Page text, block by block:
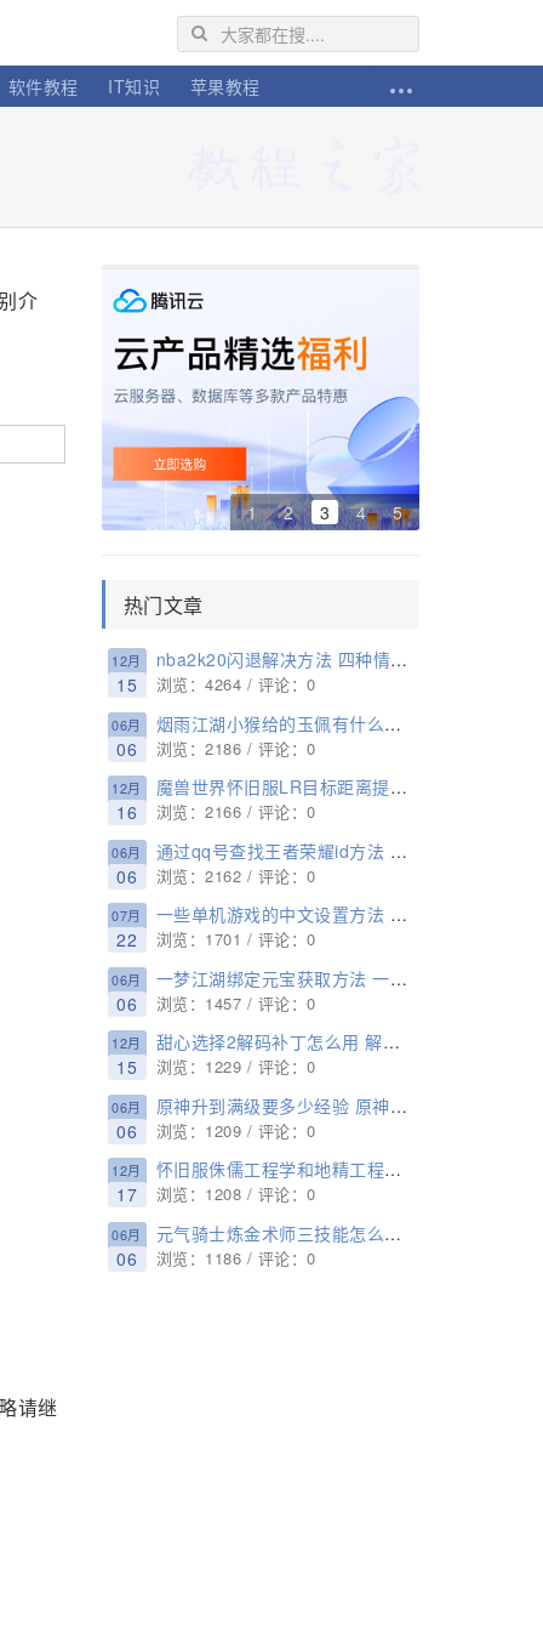
软件教程 IT知识 苹果教程
介
请继
1 2 3 4 5
热门文章
12月
15
nba2k20闪退解决方法 四种情况闪退说明
浏览：4264 / 评论：0
06月
06
烟雨江湖小猴给的玉佩有什么用 烟雨江湖小猴子怎么打听
浏览：2186 / 评论：0
12月
16
魔兽世界怀旧服LR目标距离提醒wa 猎人距离提示字串符分享
浏览：2166 / 评论：0
06月
06
通过qq号查找王者荣耀id方法 qq号怎么查找王者荣耀id
浏览：2162 / 评论：0
07月
22
一些单机游戏的中文设置方法 【收藏备用】
浏览：1701 / 评论：0
06月
06
一梦江湖绑定元宝获取方法 一梦江湖绑定元宝速刷攻略
浏览：1457 / 评论：0
12月
15
甜心选择2解码补丁怎么用 解码补丁安装使用方法
浏览：1229 / 评论：0
06月
06
原神升到满级要多少经验 原神角色武器满级所需经验书一览
浏览：1209 / 评论：0
12月
17
怀旧服侏儒工程学和地精工程学哪个好 侏儒工程学和地精工程对比一览
浏览：1208 / 评论：0
06月
06
元气骑士炼金术师三技能怎么样 炼金术师三技能全方位详解
浏览：1186 / 评论：0